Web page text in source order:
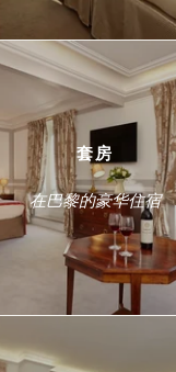
套房
在巴黎的豪华住宿